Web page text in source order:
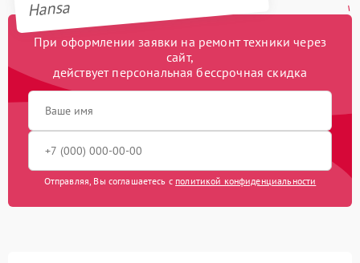
Hansa
При оформлении заявки на ремонт техники через
сайт,
действует персональная бессрочная скидка
Отправляя, Вы соглашаетесь с политикой конфиденциальности